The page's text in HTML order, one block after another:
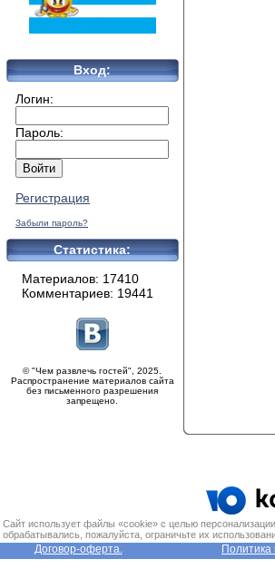
Вход:
Логин:
Пароль:
Регистрация
Забыли пароль?
Статистика:
Материалов: 17410
Комментариев: 19441
© "Чем развлечь гостей", 2025.
Распространение материалов сайта
без письменного разрешения
запрещено.
Сайт использует файлы «cookie» с целью
обрабатывались, пожалуйста, ограничьте их
Договор-оферта.